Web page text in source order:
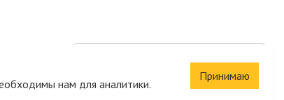
Сохраните корзину
и список желаний
нам для аналитики.
Принимаю